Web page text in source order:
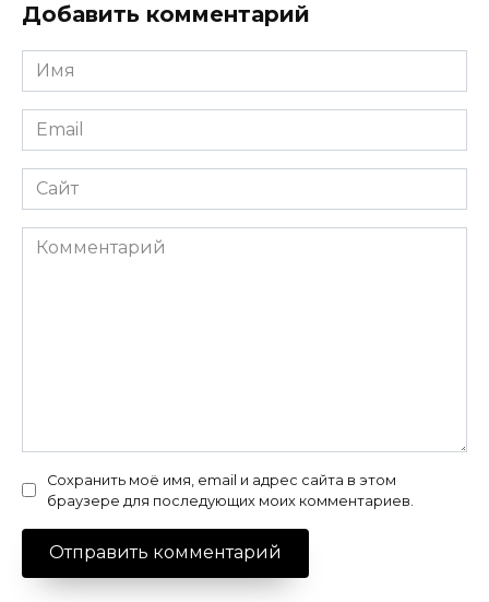
Добавить комментарий
Имя
*
Email
*
Сайт
Комментарий
Сохранить моё имя, email и адрес сайта в этом
браузере для последующих моих комментариев.